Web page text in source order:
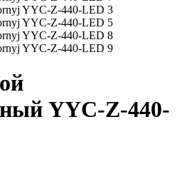
YYC-Z-440-